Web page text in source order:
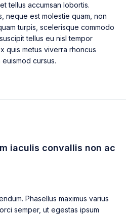
tellus accumsan lobortis.
neque est molestie quam, non
turpis, scelerisque commodo
tellus eu nisl tempor
quis metus viverra rhoncus
cursus.
iaculis convallis non ac
Phasellus maximus varius
semper, ut egestas ipsum